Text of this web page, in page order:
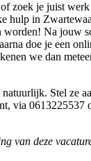
zoek je juist
hulp in
worden! Na jouw
doe je een
we dan
Stel ze
via 0613225537
van deze